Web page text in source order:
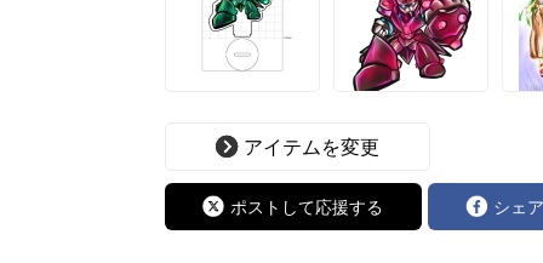
アイテムを変更
ポストして応援する シェ